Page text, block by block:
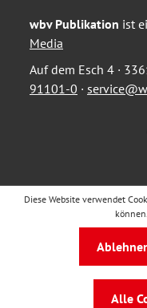
wbv Publikation ist
Media
Auf dem Esch 4 ·
91101-0 ·
Diese Website verwendet
können.
Alle